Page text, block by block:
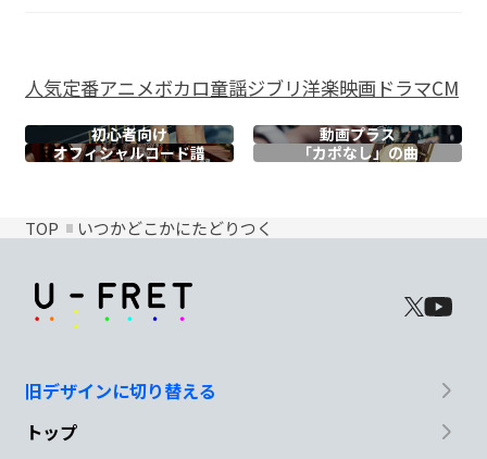
人気定番アニメボカロ童謡ジブリ洋楽映画ドラマCM
初心者向け
動画プラス
オフィシャルコード譜 「カポなし」の曲
TOP いつかどこかにたどりつく
旧デザインに切り替える
トップ